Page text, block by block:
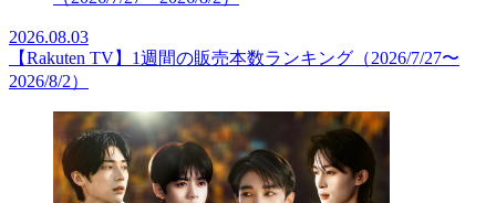
2026.08.03
【Rakuten TV】1週間の販売本数ランキング（2026/7/27〜
2026/8/2）